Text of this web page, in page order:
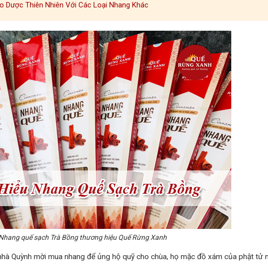
Dược Thiên Nhiên Với Các Loại Nhang Khác
quế sạch Trà Bồng thương hiệu Quế Rừng Xanh
Quỳnh mời mua nhang để ủng hộ quỹ cho chùa, họ mặc đồ xám của phật tử